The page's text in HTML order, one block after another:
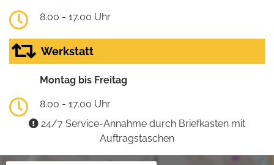
8.00 - 17.00 Uhr
Werkstatt
Montag bis Freitag
8.00 - 17.00 Uhr
24/7 Service-Annahme durch Briefkasten mit
Auftragstaschen